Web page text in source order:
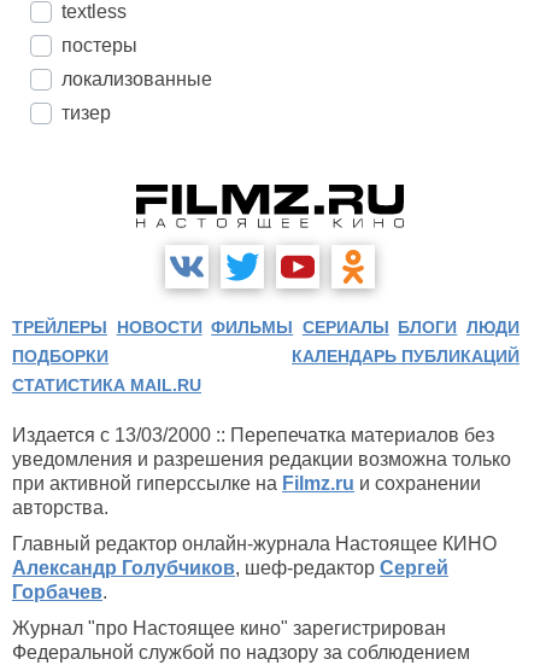
textless
постеры
локализованные
тизер
ТРЕЙЛЕРЫ НОВОСТИ ФИЛЬМЫ СЕРИАЛЫ БЛОГИ ЛЮДИ
ПОДБОРКИ
КАЛЕНДАРЬ ПУБЛИКАЦИЙ
СТАТИСТИКА MAIL.RU
Издается с 13/03/2000 :: Перепечатка материалов без
уведомления и разрешения редакции возможна только
при активной гиперссылке на Filmz.ru и сохранении
авторства.
Главный редактор онлайн-журнала Настоящее КИНО
Александр Голубчиков, шеф-редактор Сергей
Горбачев.
Журнал "про Настоящее кино" зарегистрирован
Федеральной службой по надзору за соблюдением